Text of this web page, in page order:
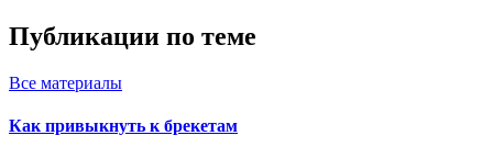
Публикации по теме
Все материалы
Как привыкнуть к брекетам